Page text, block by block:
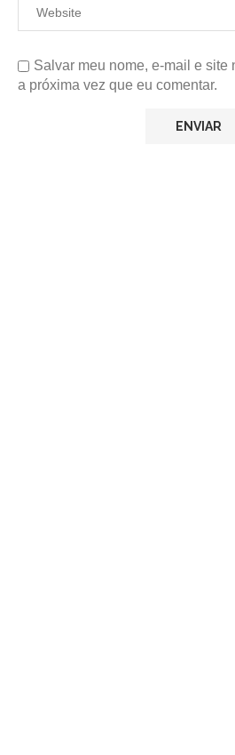
Salvar meu nome, e-mail e site
a próxima vez que eu comentar.